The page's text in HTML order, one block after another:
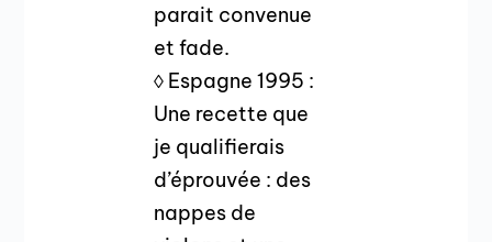
parait convenue
et fade.
◊ Espagne 1995 :
Une recette que
je qualifierais
d’éprouvée : des
nappes de